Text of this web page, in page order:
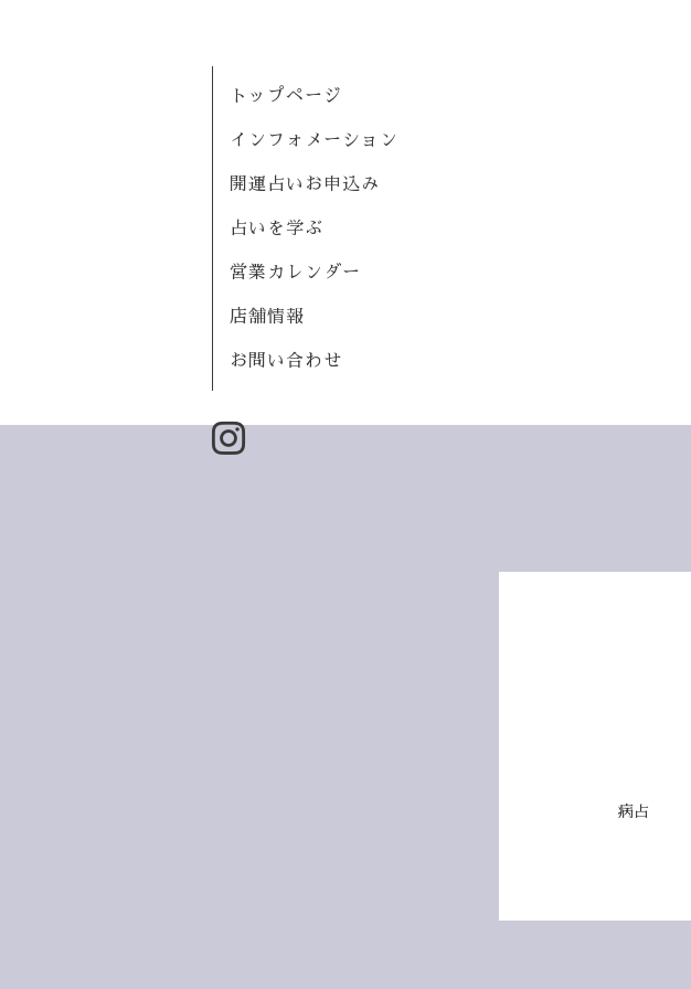
トップページ
インフォメーション
開運占いお申込み
占いを学ぶ
営業カレンダー
店舗情報
お問い合わせ
病占